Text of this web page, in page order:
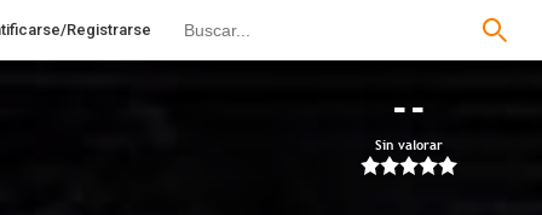
Registrarse
--
Sin valorar